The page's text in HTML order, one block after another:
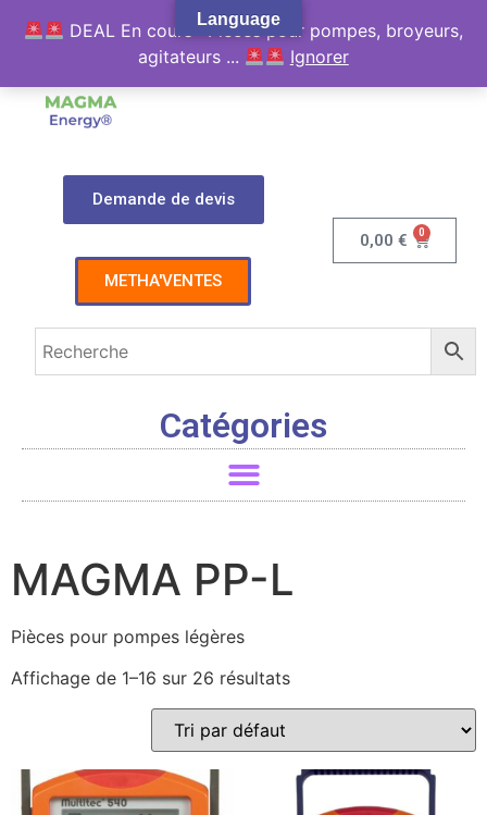
Demande de devis
METHA'VENTES
0,00€ 0
Catégories
MAGMA PP-L
Pièces pour pompes légères
Affichage de 1–16 sur 26 résultats
Language
DEAL En cours : Pièces pour pompes, broyeurs,
agitateurs ...
Ignorer